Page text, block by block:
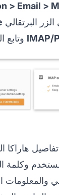
> Email >
البرتقالي
IMAP/ وتابع
هاراكا
وكلمة
والمعلومات